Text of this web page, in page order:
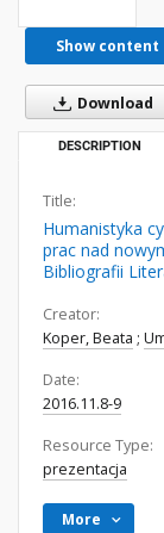
Show content
Download
DESCRIPTION
Title:
Humanistyka
prac nad
Bibliografii
Creator:
Koper, Beata ;
Date:
2016.11.8-9
Resource Type:
prezentacja
More